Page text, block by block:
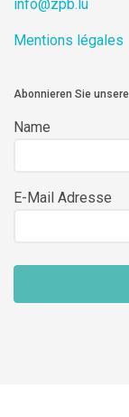
info@zpb.lu
Mentions légales
Abonnieren Sie
Name
E-Mail Adresse